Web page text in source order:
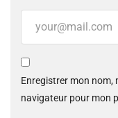
Enregistrer mon nom,
navigateur pour mon